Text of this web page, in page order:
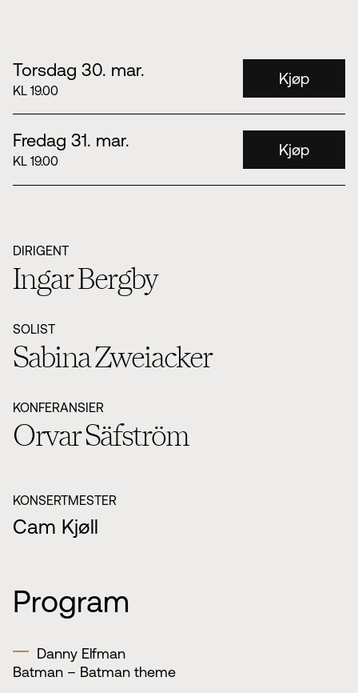
Torsdag 30. mar.
KL 19.00
Kjøp
Fredag 31. mar.
KL 19.00
Kjøp
DIRIGENT
Ingar Bergby
SOLIST
Sabina Zweiacker
KONFERANSIER
Orvar Säfström
KONSERTMESTER
Cam Kjøll
Program
Danny Elfman
Batman – Batman theme